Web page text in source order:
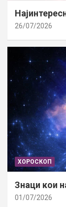
26/07/2026
ХОРОСКОП
Знаци кои
01/07/2026